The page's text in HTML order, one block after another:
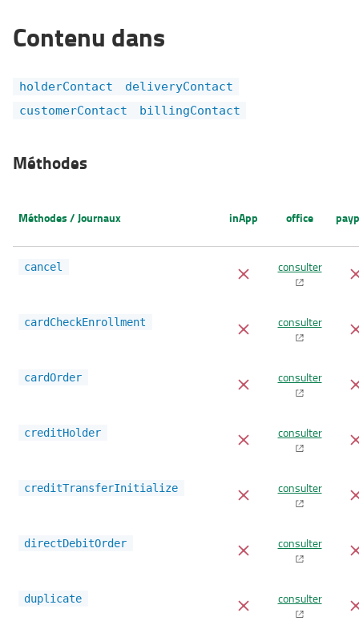
Contenu dans
holderContact
deliveryContact
customerContact
billingContact
Méthodes
Méthodes / Journaux inApp office
cancel consulter
cardCheckEnrollment consulter
cardOrder consulter
creditHolder consulter
creditTransferInitialize consulter
directDebitOrder consulter
duplicate consulter